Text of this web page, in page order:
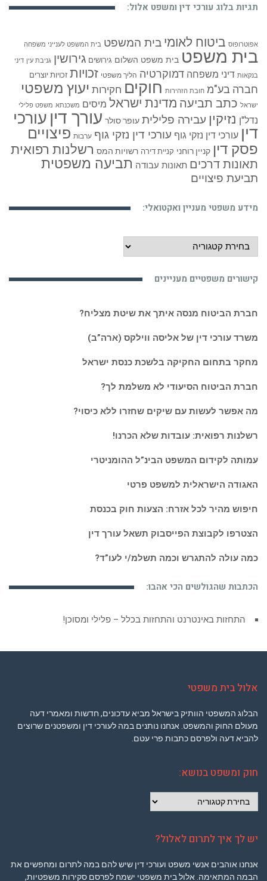
תגיות בלוג עורכי דין ומשפט אלול:
אפוטרופוס ביטוח לאומי בית המשפט בית המשפט לענייני משפחה
בית משפט בית משפט השלום גירושים גירושין גניבת עין דיני
בנקאות דיני משפחה דמוקרטיה הליך משפטי זכויות זכויות יוצרים
חברה בע"מ חובת הזהירות חוקים חקירות יעוץ משפטי
ישראל כתב תביעה מדינת ישראל מיסים משכנתא משפט פלילי
נדל"ן נזיקין עבירה פלילית עופר סולר עורך דין עורכי
דין עורכי דין נזקי גוף עורכי דין נזקי גוף ערבות פיצויים
פסק דין קניין רוחני קניית דירה רשויות המס רשלנות רפואית
תאונות דרכים תאונות עבודה תביעה משפטית
תביעת פיצויים
מידע משפטי מעניין ואקטואלי:
מידע
משפטי
ואקטואלי:
קישורים משפטיים מעניינים
חברת הביטוח מנסה איתך את שיטת מצליח?
משרד עורכי דין של אליסה ווילקס (ארה”ב)
מחקר בתחום החקיקה בלשכת כנסת ישראל
חברת הביטוח הסיעודי לא משלמת לך?
מה אפשר לעשות עם שיקים שחזרו ללא כיסוי?
רשלנות רפואית: עובדות שלא הכרנו!
עמותה לקידום המשפט הבינ”ל ההומניטרי
האגודה הישראלית למשפט פרטי
חיפוש מהיר לכל אזרח: הצעות חוק בכנסת
הצטרפו לקבוצת הפייסבוק תשאל עורך דין
כמה עולה להתגרש וכמה תשלמ/י לעו”ד?
הכתבות שהגולשים הכי אהבו:
התחזות באינטרנט והתחזות בכלל – פלילי ומסוכן!
אלול בית משפטי
הבלוג המשפטי הוותיק בישראל מביא עדכונים, חדשות ומאמרי דעה
מעולם החוק והמשפט. אנחנו נותנים במה לעורכי דין ומשפטנים שרוצים
להביא דעה ולפרסם כתבות פרי עטם.
חוק ומשפט בנושא:
ומשפט
יש לך איך לתרום לאלול?
אנחנו אוהבים אנשי משפט ועורכי דין שיש להם במה לתרום ומחפשים את
הבמה המתאימה. אלול בית משפטי ישמח לפרסם סקירות משפטיות,